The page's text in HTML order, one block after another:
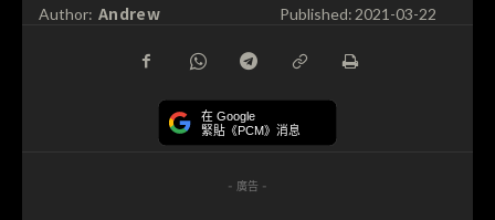
Author: Andrew Published: 2021-03-22
在 Google
緊貼《PCM》消息
- 廣告 -